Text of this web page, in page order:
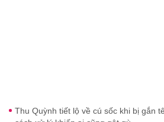
Thu Quỳnh tiết lộ về cú sốc khi bị gắn